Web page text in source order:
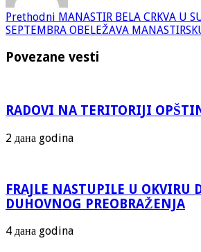
Prethodni MANASTIR BELA CRKVA U
SEPTEMBRA OBELEŽAVA
Povezane vesti
RADOVI NA TERITORIJI
2 дана godina
FRAJLE NASTUPILE U OKVIRU
DUHOVNOG PREOBRAŽENJA
4 дана godina